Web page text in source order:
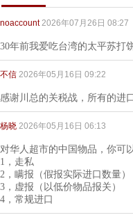
noaccount 2026年07月26日 08:27
30年前我爱吃台湾的太平苏打
不信 2026年05月16日 09:22
感谢川总的关税战，所有的进
杨晓 2026年05月16日 06:13
对华人超市的中国物品，你可
1，走私
2，瞒报（假报实际进口数量）
3，虚报（以低价物品报关）
4，常规进口